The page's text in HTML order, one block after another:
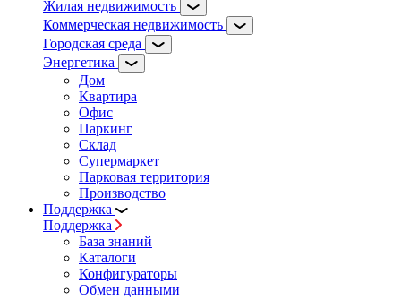
Жилая недвижимость
Коммерческая недвижимость
Городская среда
Энергетика
Дом
Квартира
Офис
Паркинг
Склад
Супермаркет
Парковая территория
Производство
Поддержка
Поддержка
База знаний
Каталоги
Конфигураторы
Обмен данными